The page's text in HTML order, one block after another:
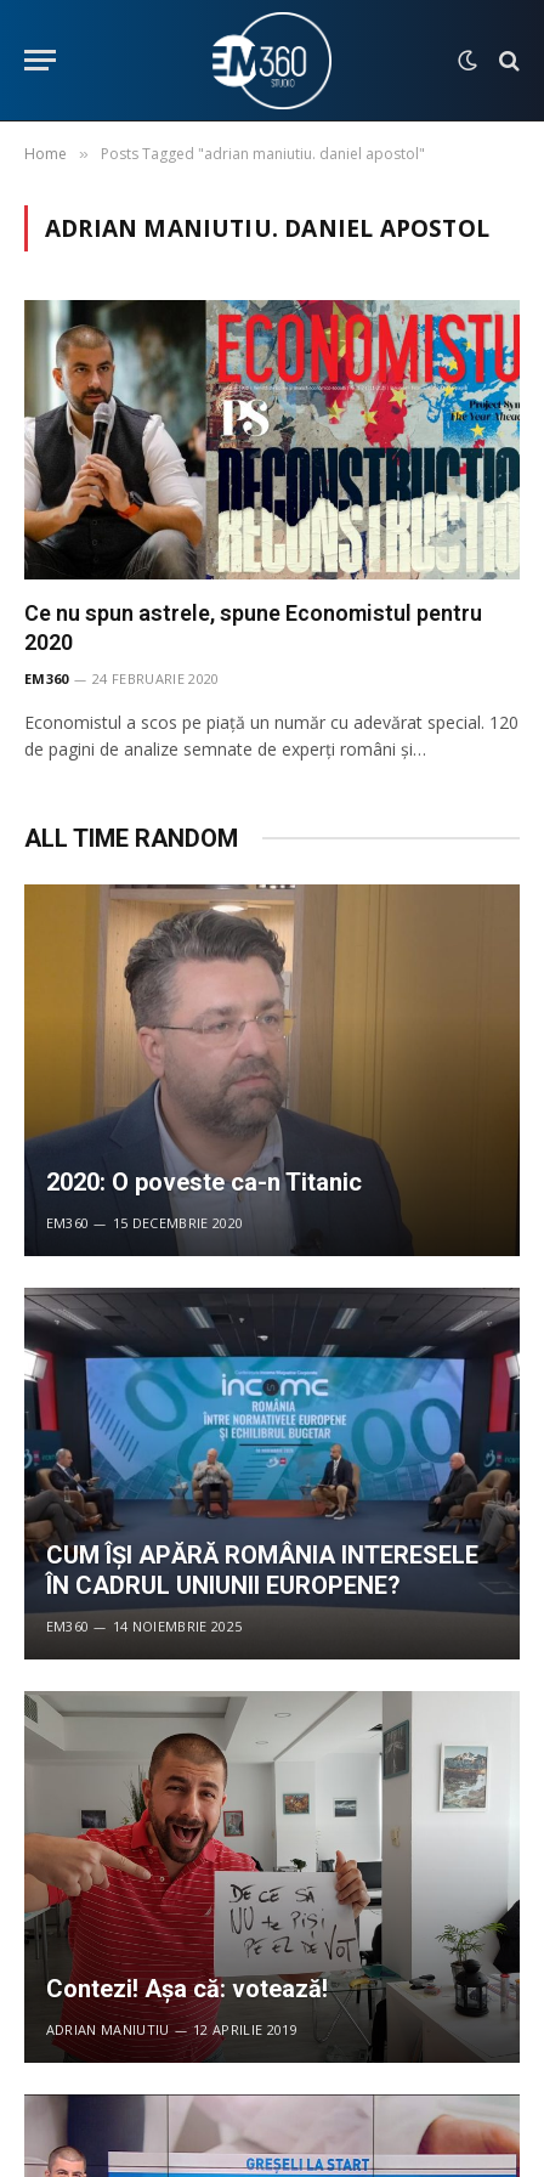
Home » Posts Tagged "adrian maniutiu. daniel apostol"
ADRIAN MANIUTIU. DANIEL APOSTOL
Ce nu spun astrele, spune Economistul pentru
2020
EM360 24 FEBRUARIE 2020
Economistul a scos pe piață un număr cu adevărat special. 120
de pagini de analize semnate de experți români și…
ALL TIME RANDOM
2020: O poveste ca-n Titanic
EM360 15 DECEMBRIE 2020
CUM ÎȘI APĂRĂ ROMÂNIA INTERESELE
ÎN CADRUL UNIUNII EUROPENE?
EM360 14 NOIEMBRIE 2025
Contezi! Așa că: votează!
ADRIAN MANIUTIU 12 APRILIE 2019